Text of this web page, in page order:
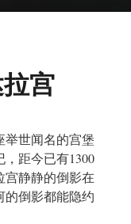
宫
举世闻名的宫堡
距今已有1300
宫静静的倒影在
的倒影都能隐约